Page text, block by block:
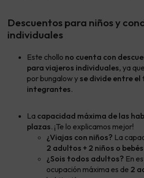
Descuentos para niños y
individuales
Este chollo no cuenta con
para viajeros individuales, ya
por bungalow y se divide entre
integrantes.
La capacidad máxima de las
plazas. ¡Te lo explicamos mejor!
¿Viajas con niños? La
2 adultos + 2 niños o bebés
¿Sois todos adultos? En
ocupación máxima es de 2